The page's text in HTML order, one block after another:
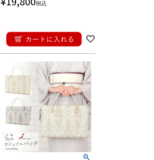
税込